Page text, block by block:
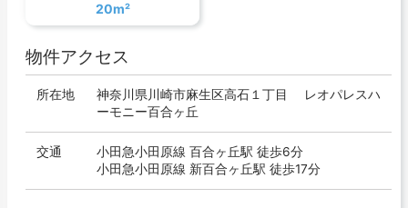
20m²
物件アクセス
所在地
神奈川県川崎市麻生区高石１丁目 レオパレスハ
ーモニー百合ヶ丘
交通
小田急小田原線 百合ヶ丘駅 徒歩6分
小田急小田原線 新百合ヶ丘駅 徒歩17分